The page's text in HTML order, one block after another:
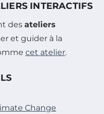
INTERACTIFS
des ateliers
et guider à la
cet atelier.
Change